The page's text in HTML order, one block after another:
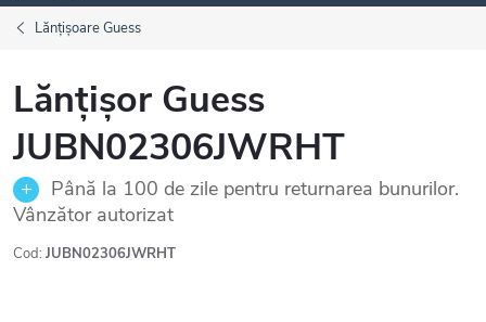
Lănțișoare Guess
Lănțișor Guess
JUBN02306JWRHT
Până la 100 de zile pentru returnarea bunurilor.
Vânzător autorizat
Cod: JUBN02306JWRHT